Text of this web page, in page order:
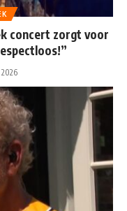
concert zorgt voor